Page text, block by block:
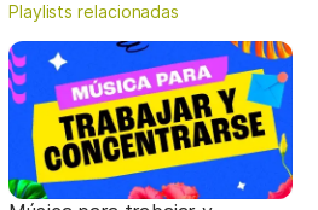
Playlists relacionadas